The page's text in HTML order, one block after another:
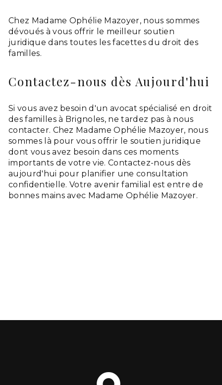
Chez Madame Ophélie Mazoyer, nous sommes
dévoués à vous offrir le meilleur soutien
juridique dans toutes les facettes du droit des
familles.
Contactez-nous dès Aujourd'hui
Si vous avez besoin d'un avocat spécialisé en droit
des familles à Brignoles, ne tardez pas à nous
contacter. Chez Madame Ophélie Mazoyer, nous
sommes là pour vous offrir le soutien juridique
dont vous avez besoin dans ces moments
importants de votre vie. Contactez-nous dès
aujourd'hui pour planifier une consultation
confidentielle. Votre avenir familial est entre de
bonnes mains avec Madame Ophélie Mazoyer.